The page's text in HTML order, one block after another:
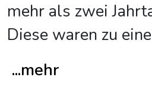
mehr als zwei
Diese waren zu
...mehr